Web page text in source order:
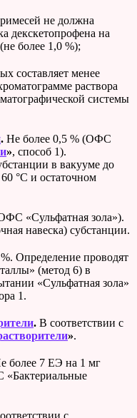
не должна
декскетопрофена на
более 1,0 %);
составляет менее
раствора
системы
. Не более 0,5 % (ОФС
», способ 1).
в вакууме до
°С и остаточном
«Сульфатная зола»).
навеска) субстанции.
Определение проводят
(метод 6) в
«Сульфатная зола»
1.
. В соответствии с
».
более 7 ЕЭ на 1 мг
«Бактериальные
с